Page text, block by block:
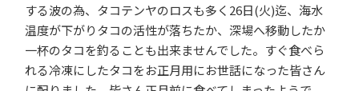
する波の為、タコテンヤのロスも多く26日(火)迄、海水
温度が下がりタコの活性が落ちたか、深場へ移動したか
一杯のタコを釣ることも出来ませんでした。すぐ食べら
れる冷凍にしたタコをお正月用にお世話になった皆さん